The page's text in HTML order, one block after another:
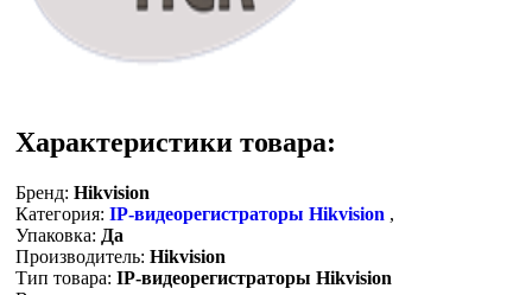
Характеристики товара:
Бренд: Hikvision
Категория: IP-видеорегистраторы Hikvision ,
Упаковка: Да
Производитель: Hikvision
Тип товара: IP-видеорегистраторы Hikvision